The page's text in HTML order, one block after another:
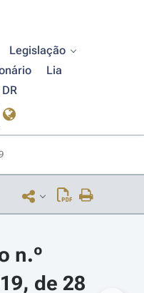
Legislação
Lia
n.º
de 28